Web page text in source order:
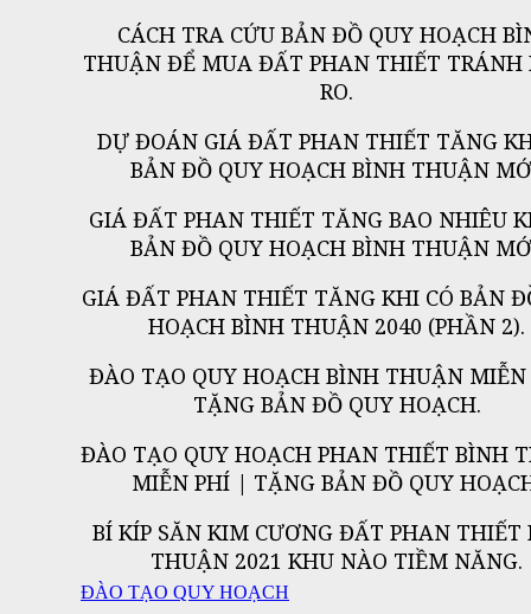
CÁCH TRA CỨU BẢN ĐỒ QUY HOẠCH
THUẬN ĐỂ MUA ĐẤT PHAN THIẾT TRÁNH
RO.
DỰ ĐOÁN GIÁ ĐẤT PHAN THIẾT TĂNG
BẢN ĐỒ QUY HOẠCH BÌNH THUẬN
GIÁ ĐẤT PHAN THIẾT TĂNG BAO NHIÊU
BẢN ĐỒ QUY HOẠCH BÌNH THUẬN
GIÁ ĐẤT PHAN THIẾT TĂNG KHI CÓ BẢN
HOẠCH BÌNH THUẬN 2040 (PHẦN 2).
ĐÀO TẠO QUY HOẠCH BÌNH THUẬN
TẶNG BẢN ĐỒ QUY HOẠCH.
ĐÀO TẠO QUY HOẠCH PHAN THIẾT BÌNH
MIỄN PHÍ | TẶNG BẢN ĐỒ QUY
BÍ KÍP SĂN KIM CƯƠNG ĐẤT PHAN THIẾT
THUẬN 2021 KHU NÀO TIỀM NĂNG.
ĐÀO TẠO QUY HOẠCH